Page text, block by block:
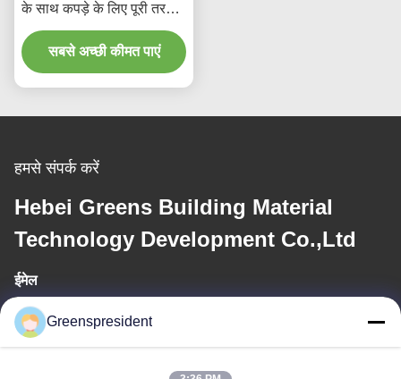
के साथ कपड़े के लिए पूरी तरह से
स्वचालित पीयूआर गर्म पिघल गोंद
लेमिनेटिंग मशीन
सबसे अच्छी कीमत पाएं
हमसे संपर्क करें
Hebei Greens Building Material
Technology Development Co.,Ltd
ईमेल
president@china-machines.com.cn
Greenspresident